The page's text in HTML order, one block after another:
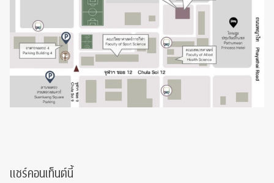
แชร์คอนเท็นต์นี้